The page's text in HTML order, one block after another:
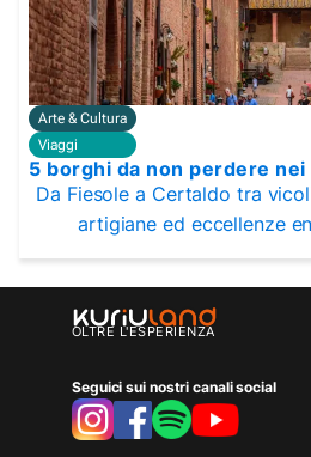
Arte & Cultura
Viaggi
5 borghi da non perdere
Da Fiesole a Certaldo tra
artigiane ed eccellenze
OLTRE L'ESPERIENZA
Seguici sui nostri canali social